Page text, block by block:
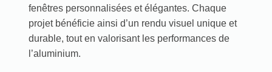
fenêtres personnalisées et élégantes. Chaque
projet bénéficie ainsi d’un rendu visuel unique et
durable, tout en valorisant les performances de
l’aluminium.